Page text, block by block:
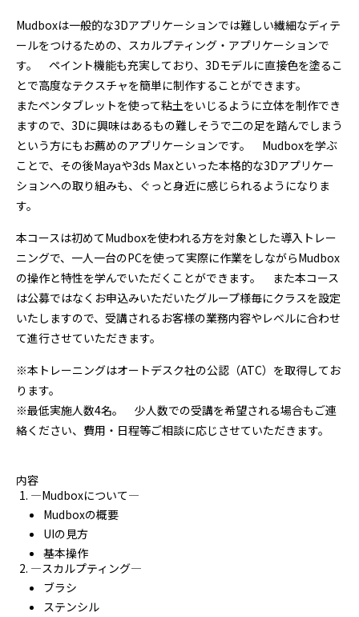
Mudboxは一般的な3Dアプリケーションでは難しい繊細なディテ
ールをつけるための、スカルプティング・アプリケーションで
す。 ペイント機能も充実しており、3Dモデルに直接色を塗るこ
とで高度なテクスチャを簡単に制作することができます。
またペンタブレットを使って粘土をいじるように立体を制作でき
ますので、3Dに興味はあるもの難しそうで二の足を踏んでしまう
という方にもお薦めのアプリケーションです。 Mudboxを学ぶ
ことで、その後Mayaや3ds Maxといった本格的な3Dアプリケー
ションへの取り組みも、ぐっと身近に感じられるようになりま
す。
本コースは初めてMudboxを使われる方を対象とした導入トレー
ニングで、一人一台のPCを使って実際に作業をしながらMudbox
の操作と特性を学んでいただくことができます。 また本コース
は公募ではなくお申込みいただいたグループ様毎にクラスを設定
いたしますので、受講されるお客様の業務内容やレベルに合わせ
て進行させていただきます。
※本トレーニングはオートデスク社の公認（ATC）を取得してお
ります。
※最低実施人数4名。 少人数での受講を希望される場合もご連
絡ください、費用・日程等ご相談に応じさせていただきます。
内容
―Mudboxについて―
Mudboxの概要
UIの見方
基本操作
―スカルプティング―
ブラシ
ステンシル